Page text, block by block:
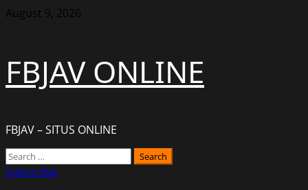
Skip
August 9, 2026
FBJAV ONLINE
FBJAV – SITUS ONLINE
Primary
Menu
Search
for:
Subscribe